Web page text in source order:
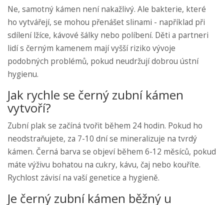
Ne, samotný kámen není nakažlivý. Ale bakterie, které
ho vytvářejí, se mohou přenášet slinami - například při
sdílení lžíce, kávové šálky nebo políbení. Děti a partneri
lidí s černým kamenem mají vyšší riziko vývoje
podobných problémů, pokud neudržují dobrou ústní
hygienu.
Jak rychle se černý zubní kámen
vytvoří?
Zubní plak se začíná tvořit během 24 hodin. Pokud ho
neodstraňujete, za 7-10 dní se mineralizuje na tvrdý
kámen. Černá barva se objeví během 6-12 měsíců, pokud
máte výživu bohatou na cukry, kávu, čaj nebo kouříte.
Rychlost závisí na vaší genetice a hygieně.
Je černý zubní kámen běžný u